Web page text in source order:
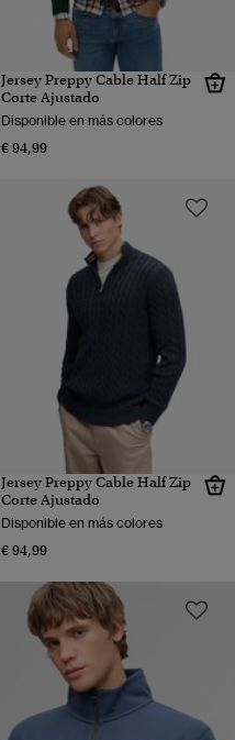
Jersey Preppy Cable Half Zip
Corte Ajustado
Disponible en más colores
€ 94,99
Jersey Preppy Cable Half Zip
Corte Ajustado
Disponible en más colores
€ 94,99